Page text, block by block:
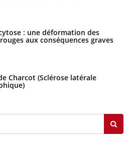
: une déformation des
aux conséquences graves
Charcot (Sclérose latérale